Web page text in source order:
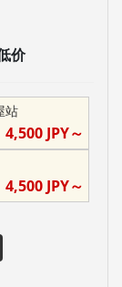
价
站
4,500 JPY～
4,500 JPY～